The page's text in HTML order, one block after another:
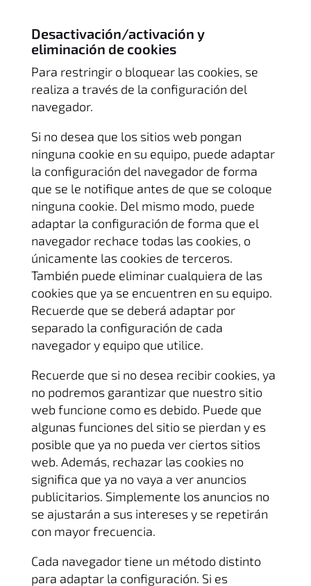
Desactivación/activación y
eliminación de cookies
Para restringir o bloquear las cookies, se
realiza a través de la configuración del
navegador.
Si no desea que los sitios web pongan
ninguna cookie en su equipo, puede adaptar
la configuración del navegador de forma
que se le notifique antes de que se coloque
ninguna cookie. Del mismo modo, puede
adaptar la configuración de forma que el
navegador rechace todas las cookies, o
únicamente las cookies de terceros.
También puede eliminar cualquiera de las
cookies que ya se encuentren en su equipo.
Recuerde que se deberá adaptar por
separado la configuración de cada
navegador y equipo que utilice.
Recuerde que si no desea recibir cookies, ya
no podremos garantizar que nuestro sitio
web funcione como es debido. Puede que
algunas funciones del sitio se pierdan y es
posible que ya no pueda ver ciertos sitios
web. Además, rechazar las cookies no
significa que ya no vaya a ver anuncios
publicitarios. Simplemente los anuncios no
se ajustarán a sus intereses y se repetirán
con mayor frecuencia.
Cada navegador tiene un método distinto
para adaptar la configuración. Si es